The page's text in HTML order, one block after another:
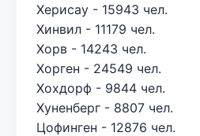
Херисау - 15943 чел.
Хинвил - 11179 чел.
Хорв - 14243 чел.
Хорген - 24549 чел.
Хохдорф - 9844 чел.
Хуненберг - 8807 чел.
Цофинген - 12876 чел.